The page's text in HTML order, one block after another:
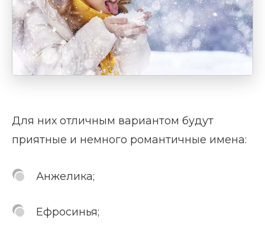
Для них отличным вариантом будут
приятные и немного романтичные имена:
Анжелика;
Ефросинья;